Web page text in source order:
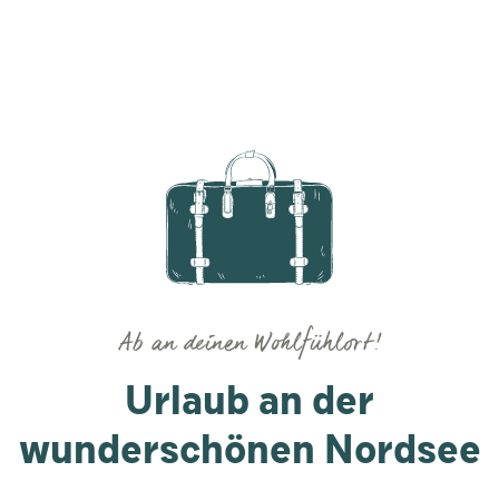
Urlaub an der
wunderschönen Nordsee
Ab an deinen Wohlfühlort!